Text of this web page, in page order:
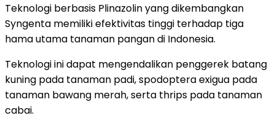
Teknologi berbasis Plinazolin yang dikembangkan
Syngenta memiliki efektivitas tinggi terhadap tiga
hama utama tanaman pangan di Indonesia.
Teknologi ini dapat mengendalikan penggerek batang
kuning pada tanaman padi, spodoptera exigua pada
tanaman bawang merah, serta thrips pada tanaman
cabai.